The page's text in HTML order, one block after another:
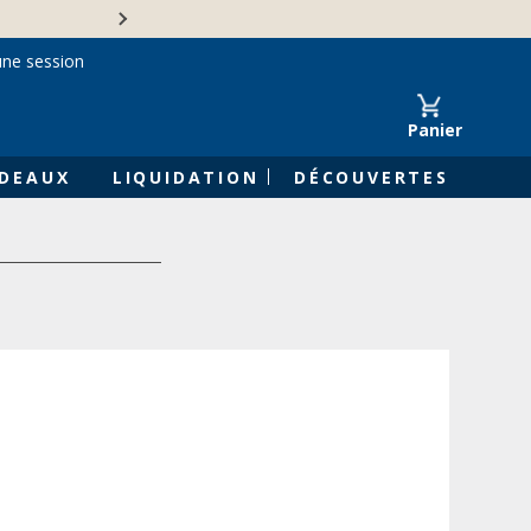
Panier
LIQUIDATION DÉCOUVERTES
session